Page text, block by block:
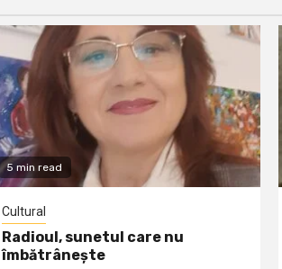
5 min read
Cultural
Radioul, sunetul care nu
îmbătrânește